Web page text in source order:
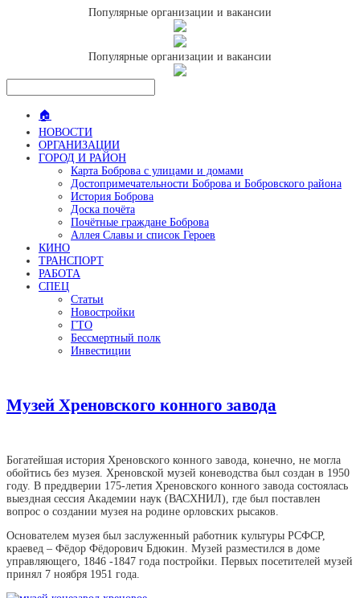
Популярные организации и вакансии
Популярные организации и вакансии
🏠
НОВОСТИ
ОРГАНИЗАЦИИ
ГОРОД И РАЙОН
Карта Боброва с улицами и домами
Достопримечательности Боброва и Бобровского района
История Боброва
Доска почёта
Почётные граждане Боброва
Аллея Славы и список Героев
КИНО
ТРАНСПОРТ
РАБОТА
СПЕЦ
Статьи
Новостройки
ГТО
Бессмертный полк
Инвестиции
Музей Хреновского конного завода
Богатейшая история Хреновского конного завода, конечно, не могла
обойтись без музея. Хреновской музей коневодства был создан в 1950
году. В преддверии 175-летия Хреновского конного завода состоялась
выездная сессия Академии наук (ВАСХНИЛ), где был поставлен
вопрос о создании музея на родине орловских рысаков.
Основателем музея был заслуженный работник культуры РСФСР,
краевед – Фёдор Фёдорович Бдюкин. Музей разместился в доме
управляющего, 1846 -1847 года постройки. Первых посетителей музей
принял 7 ноября 1951 года.